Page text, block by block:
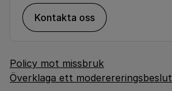
Kontakta oss
Policy mot missbruk
Överklaga ett moderereringsbeslut